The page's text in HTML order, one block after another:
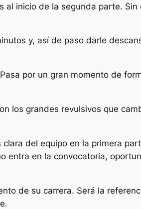
inicio de la segunda parte. Sin
y, así de paso darle
por un gran momento de
los grandes revulsivos que
del equipo en la primera
entra en la convocatoria,
de su carrera. Será la